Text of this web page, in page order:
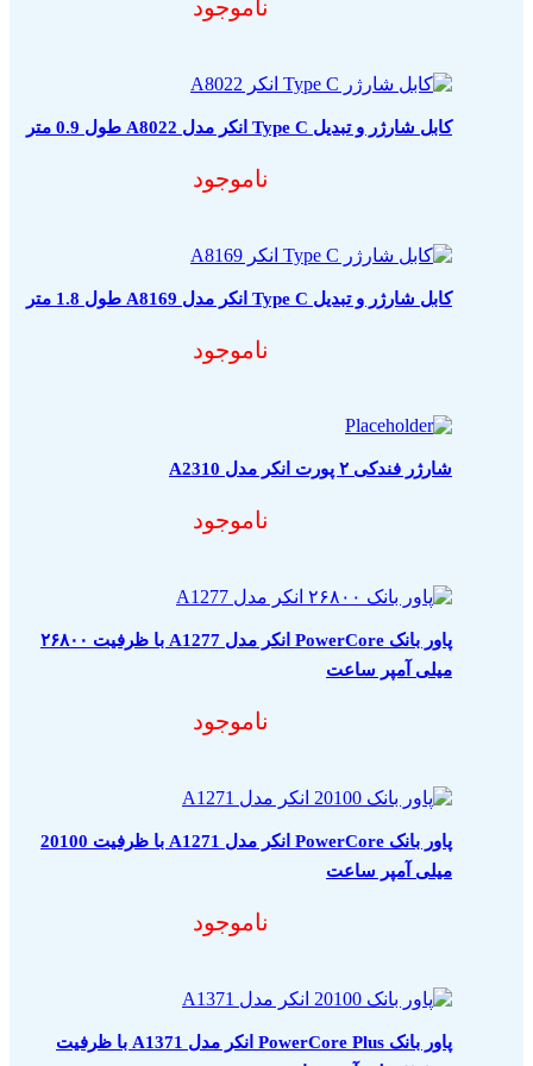
ناموجود
کابل شارژر و تبدیل Type C انکر مدل A8022 طول 0.9 متر
ناموجود
کابل شارژر و تبدیل Type C انکر مدل A8169 طول 1.8 متر
ناموجود
شارژر فندکی ۲ پورت انکر مدل A2310
ناموجود
پاور بانک PowerCore انکر مدل A1277 با ظرفیت ۲۶۸۰۰
میلی آمپر ساعت
ناموجود
پاور بانک PowerCore انکر مدل A1271 با ظرفیت 20100
میلی آمپر ساعت
ناموجود
پاور بانک PowerCore Plus انکر مدل A1371 با ظرفیت